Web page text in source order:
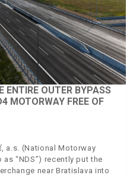
ENTIRE OUTER BYPASS
MOTORWAY FREE OF
a.s. (National Motorway
“NDS”) recently put the
near Bratislava into